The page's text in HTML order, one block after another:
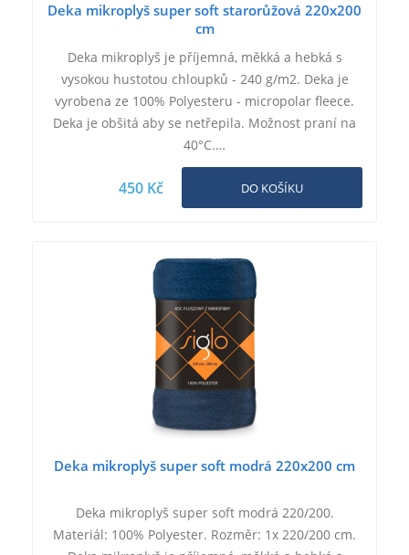
Deka mikroplyš super soft starorůžová 220x200
cm
Deka mikroplyš je příjemná, měkká a hebká s
vysokou hustotou chloupků - 240 g/m2. Deka je
vyrobena ze 100% Polyesteru - micropolar fleece.
Deka je obšitá aby se netřepila. Možnost praní na
40°C.…
450 Kč DO KOŠÍKU
Deka mikroplyš super soft modrá 220x200 cm
Deka mikroplyš super soft modrá 220/200.
Materiál: 100% Polyester. Rozměr: 1x 220/200 cm.